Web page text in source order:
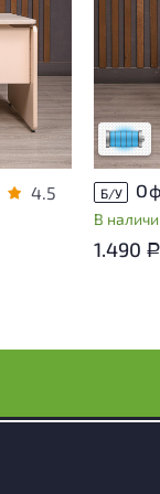
4.5
могут
следы
Низкая
Б/У
В
1.490 Р